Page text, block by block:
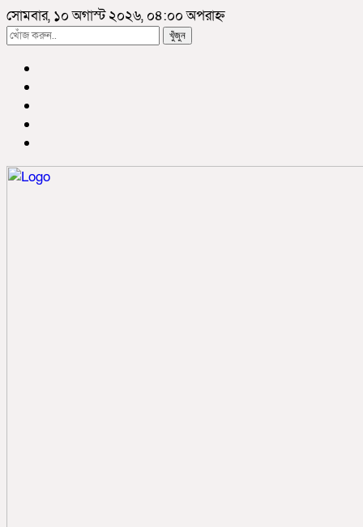
সোমবার, ১০ অগাস্ট ২০২৬, ০৪:০০ অপরাহ্ন
খুঁজুন